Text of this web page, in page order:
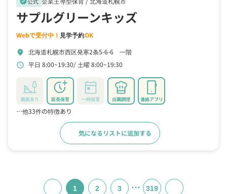
サプルグリーンキッズ
Webで受付中！ 見学予約OK
location_on 北海道札幌市西区発寒2条5-6-6 一階
schedule 平日 8:00~19:30 土曜 8:00~19:30
園庭あり 延長保育 一時保育 自園調理 連絡アプリ
…他33件の特徴あり
気になるリストに追加する
1 2 3 … 319